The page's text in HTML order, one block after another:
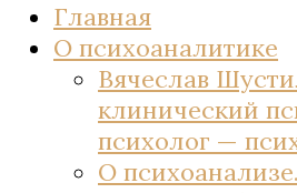
Главная
О психоаналитике
Вячеслав
клинический
психолог —
О психоанализе.